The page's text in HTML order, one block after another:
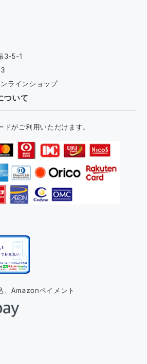
3-5-1
ラインショップ
ついて
がご利用いただけます。
、Amazonペイメント